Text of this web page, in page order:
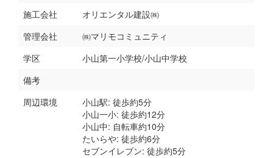
施工会社
オリエンタル建設㈱
管理会社
㈱マリモコミュニティ
学区
小山第一小学校/小山中学校
備考
周辺環境
小山駅: 徒歩約5分
小山一小: 徒歩約12分
小山中: 自転車約10分
たいらや: 徒歩約6分
セブンイレブン: 徒歩約5分